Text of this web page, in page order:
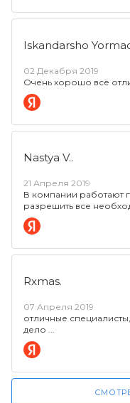
Iskandarsho
02 Декабря 2019
Очень хорошо всё
Nastya V..
21 Апреля 2019
В компании работают
разрешить все
Rxmas.
07 Апреля 2019
отличные
дело